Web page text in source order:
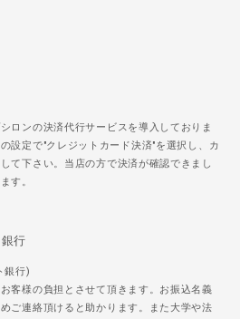
ロンの決済代行サービスを導入しておりま
設定で"クレジットカード決済"を選択し、カ
て下さい。当店の方で決済が確認できまし
す。
行
銀行)
客様の負担とさせて頂きます。お振込名義
ご連絡頂けると助かります。また大学や法